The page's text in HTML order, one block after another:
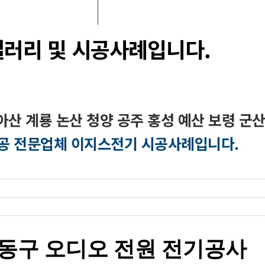
리 및 시공사례입니다.
계룡 논산 청양 공주 홍성 예산 보령 군
전문업체 이지스전기 시공사례입니다.
구 오디오 전원 전기공사